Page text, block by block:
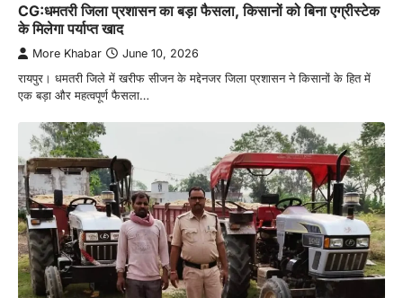
CG:धमतरी जिला प्रशासन का बड़ा फैसला, किसानों को बिना एग्रीस्टेक
के मिलेगा पर्याप्त खाद
More Khabar June 10, 2026
रायपुर। धमतरी जिले में खरीफ सीजन के मद्देनजर जिला प्रशासन ने किसानों के हित में
एक बड़ा और महत्वपूर्ण फैसला…